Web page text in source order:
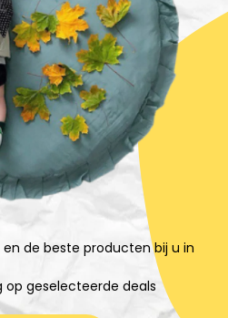
en de beste producten bij u in
op geselecteerde deals